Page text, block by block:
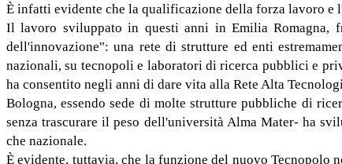
È infatti evidente che la qualificazione della forza lavoro e
Il lavoro sviluppato in questi anni in Emilia Romagna,
dell'innovazione": una rete di strutture ed enti
nazionali, su tecnopoli e laboratori di ricerca pubblici e
ha consentito negli anni di dare vita alla Rete Alta
Bologna, essendo sede di molte strutture pubbliche di
senza trascurare il peso dell'università Alma Mater- ha
che nazionale.
È evidente, tuttavia, che la funzione del nuovo Tecnopolo